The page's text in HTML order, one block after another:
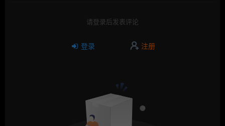
请登录后发表评论
登录 注册